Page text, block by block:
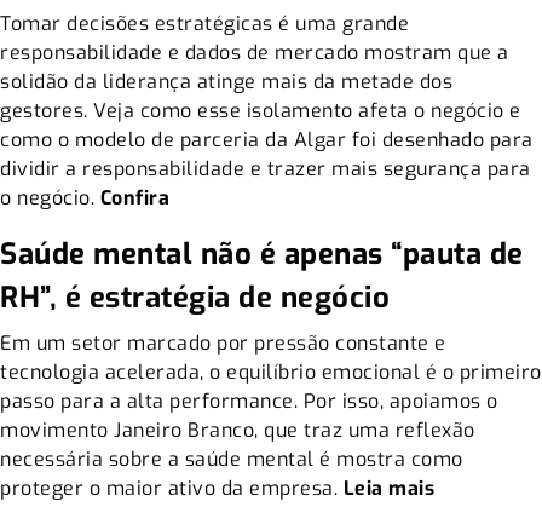
Tomar decisões estratégicas é uma grande
responsabilidade e dados de mercado mostram que a
solidão da liderança atinge mais da metade dos
gestores. Veja como esse isolamento afeta o negócio e
como o modelo de parceria da Algar foi desenhado para
dividir a responsabilidade e trazer mais segurança para
o negócio. Confira
Saúde mental não é apenas “pauta de
RH”, é estratégia de negócio
Em um setor marcado por pressão constante e
tecnologia acelerada, o equilíbrio emocional é o primeiro
passo para a alta performance. Por isso, apoiamos o
movimento Janeiro Branco, que traz uma reflexão
necessária sobre a saúde mental é mostra como
proteger o maior ativo da empresa. Leia mais